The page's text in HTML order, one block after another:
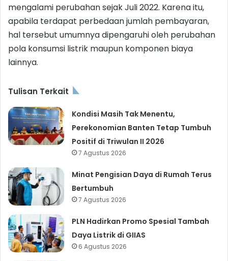
mengalami perubahan sejak Juli 2022. Karena itu,
apabila terdapat perbedaan jumlah pembayaran,
hal tersebut umumnya dipengaruhi oleh perubahan
pola konsumsi listrik maupun komponen biaya
lainnya.
Tulisan Terkait
Kondisi Masih Tak Menentu,
Perekonomian Banten Tetap Tumbuh
Positif di Triwulan II 2026
7 Agustus 2026
Minat Pengisian Daya di Rumah Terus
Bertumbuh
7 Agustus 2026
PLN Hadirkan Promo Spesial Tambah
Daya Listrik di GIIAS
6 Agustus 2026